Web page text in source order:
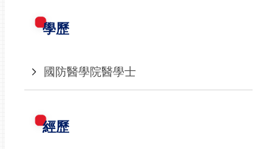
學歷
國防醫學院醫學士
經歷